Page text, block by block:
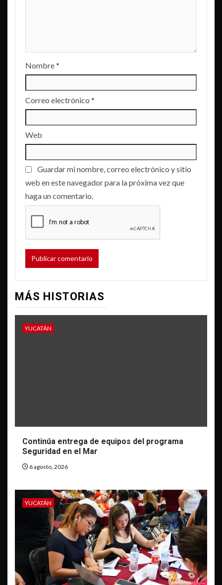
Nombre*
Correo electrónico *
Web
Guardar mi nombre, correo electrónico y sitio
web en este navegador para la próxima vez que
haga un comentario.
MÁS HISTORIAS
YUCATÁN
Continúa entrega de equipos del programa
Seguridad en el Mar
6 agosto, 2026
YUCATÁN